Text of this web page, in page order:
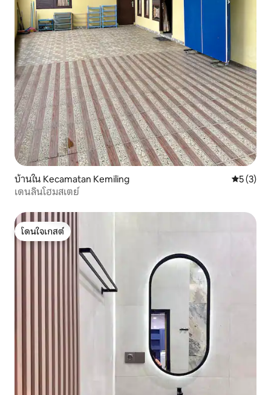
บ้านใน Kecamatan Kemiling คะแนนเฉ
5 (3)
เดนลินโฮมสเตย์
โดนใจเกสต์
โดนใจเกสต์